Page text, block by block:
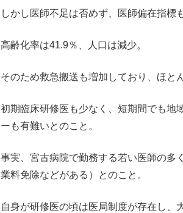
しかし医師不足は否めず、医師偏在指標
高齢化率は41.9％、人口は減少。
そのため救急搬送も増加しており、ほと
初期臨床研修医も少なく、短期間でも地
ーも有難いとのこと。
事実、宮古病院で勤務する若い医師の多
業料免除などがある）とのこと。
自身が研修医の頃は医局制度が存在し、